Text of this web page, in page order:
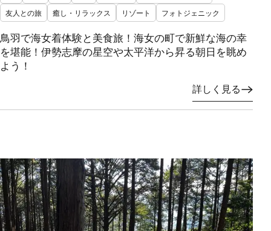
友人との旅
癒し・リラックス リゾート フォトジェニック
鳥羽で海女着体験と美食旅！海女の町で新鮮な海の幸
を堪能！伊勢志摩の星空や太平洋から昇る朝日を眺め
よう！
詳しく見る